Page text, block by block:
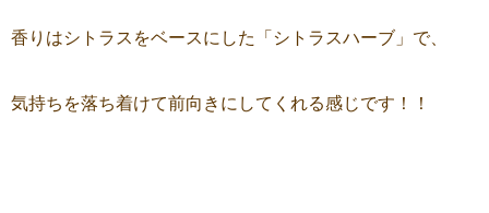
香りはシトラスをベースにした「シトラスハーブ」で、
気持ちを落ち着けて前向きにしてくれる感じです！！